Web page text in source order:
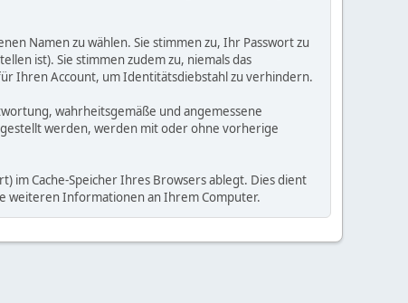
Namen zu wählen. Sie stimmen zu, Ihr Passwort zu
ist). Sie stimmen zudem zu, niemals das
Ihren Account, um Identitätsdiebstahl zu verhindern.
wahrheitsgemäße und angemessene
werden, werden mit oder ohne vorherige
im Cache-Speicher Ihres Browsers ablegt. Dies dient
weiteren Informationen an Ihrem Computer.